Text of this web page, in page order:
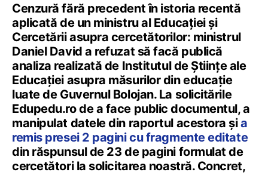
Cenzură fără precedent în istoria recentă
aplicată de un ministru al Educației și
Cercetării asupra cercetătorilor: ministrul
Daniel David a refuzat să facă publică
analiza realizată de Institutul de Științe ale
Educației asupra măsurilor din educație
luate de Guvernul Bolojan. La solicitările
Edupedu.ro de a face public documentul, a
manipulat datele din raportul acestora șia
remis presei 2 pagini cu fragmente editate
din răspunsul de 23 de pagini formulat de
cercetători la solicitarea noastră. Concret,